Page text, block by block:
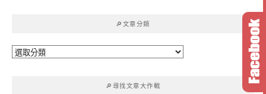
🔎文章分類
🔎
🔎尋找文章大作戰